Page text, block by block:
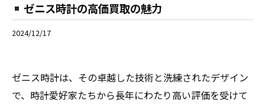
ゼニス時計の高価買取の魅力
2024/12/17
ゼニス時計は、その卓越した技術と洗練されたデザイン
で、時計愛好家たちから長年にわたり高い評価を受けて